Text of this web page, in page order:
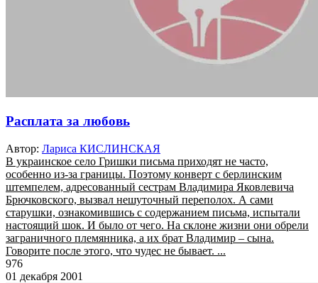
Расплата за любовь
Автор: Лариса КИСЛИНСКАЯ
В украинское село Гришки письма приходят не часто,
особенно из-за границы. Поэтому конверт с берлинским
штемпелем, адресованный сестрам Владимира Яковлевича
Брючковского, вызвал нешуточный переполох. А сами
старушки, ознакомившись с содержанием письма, испытали
настоящий шок. И было от чего. На склоне жизни они обрели
заграничного племянника, а их брат Владимир – сына.
Говорите после этого, что чудес не бывает. ...
976
01 декабря 2001